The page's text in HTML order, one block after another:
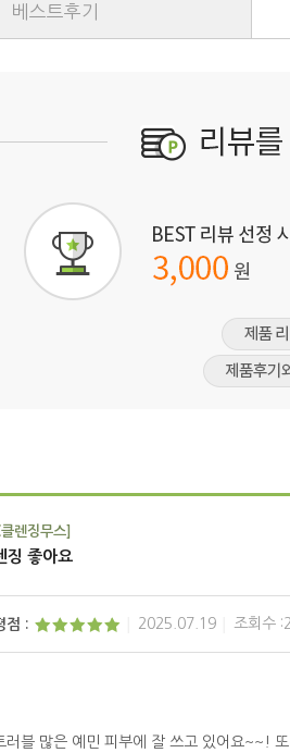
베스트후기
렌징무스]
징 좋아요
점 : 2025.07.19 조회수
러블 많은 예민 피부에 잘 쓰고 있어요~~!